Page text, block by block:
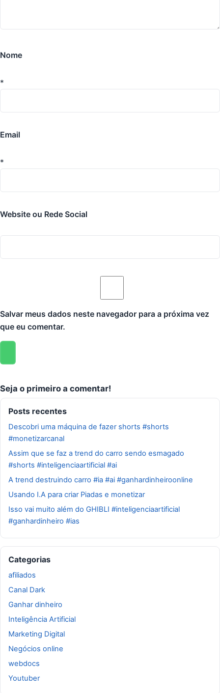
Nome
*
Email
*
Website ou Rede Social
Salvar meus dados neste navegador para a próxima vez
que eu comentar.
Seja o primeiro a comentar!
Posts recentes
Descobri uma máquina de fazer shorts #shorts
#monetizarcanal
Assim que se faz a trend do carro sendo esmagado
#shorts #inteligenciaartificial #ai
A trend destruindo carro #ia #ai #ganhardinheiroonline
Usando I.A para criar Piadas e monetizar
Isso vai muito além do GHIBLI #inteligenciaartificial
#ganhardinheiro #ias
Categorias
afiliados
Canal Dark
Ganhar dinheiro
Inteligência Artificial
Marketing Digital
Negócios online
webdocs
Youtuber